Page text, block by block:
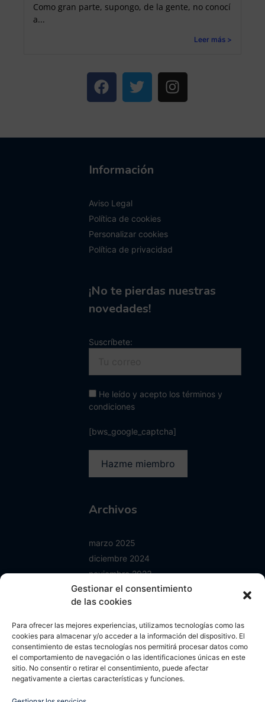
Gestionar el consentimiento
de las cookies
Para ofrecer las mejores experiencias, utilizamos tecnologías como las
cookies para almacenar y/o acceder a la información del dispositivo. El
consentimiento de estas tecnologías nos permitirá procesar datos como
el comportamiento de navegación o las identificaciones únicas en este
sitio. No consentir o retirar el consentimiento, puede afectar
negativamente a ciertas características y funciones.
Como gran parte, supongo, de la gente, no conocí
a...
Leer más >
Información
Aviso Legal
Política de cookies
Personalizar cookies
Política de privacidad
¡No te pierdas nuestras
novedades!
Suscríbete:
He leído y acepto los términos y
condiciones
[bws_google_captcha]
Archivos
marzo 2025
diciembre 2024
noviembre 2023
junio 2023
enero 2023
abril 2022
octubre 2021
septiembre 2021
agosto 2021